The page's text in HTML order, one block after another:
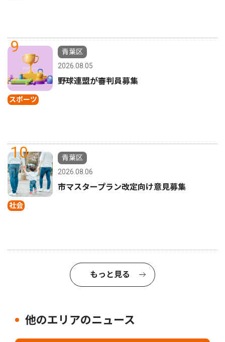
9
スポーツ
青葉区
2026.08.05
野球連盟が審判員募集
10
社会
青葉区
2026.08.06
市マスタープラン改定向け意見募集
もっと見る
他のエリアのニュース